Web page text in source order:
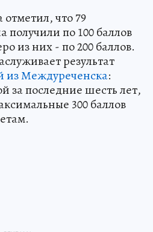
отметил, что 79
получили по 100 баллов
из них - по 200 баллов.
результат
из Междуреченска:
за последние шесть лет,
300 баллов